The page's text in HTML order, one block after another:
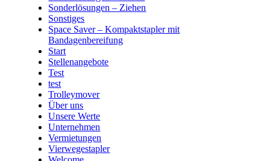
Sonderlösungen – Ziehen
Sonstiges
Space Saver – Kompaktstapler mit
Bandagenbereifung
Start
Stellenangebote
Test
test
Trolleymover
Über uns
Unsere Werte
Unternehmen
Vermietungen
Vierwegestapler